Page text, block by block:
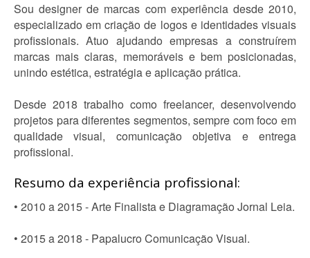
Sou designer de marcas com experiência desde 2010,
especializado em criação de logos e identidades visuais
profissionais. Atuo ajudando empresas a construírem
marcas mais claras, memoráveis e bem posicionadas,
unindo estética, estratégia e aplicação prática.
Desde 2018 trabalho como freelancer, desenvolvendo
projetos para diferentes segmentos, sempre com foco em
qualidade visual, comunicação objetiva e entrega
profissional.
Resumo da experiência profissional:
• 2010 a 2015 - Arte Finalista e Diagramação Jornal Leia.
• 2015 a 2018 - Papalucro Comunicação Visual.